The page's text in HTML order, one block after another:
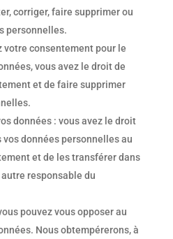
corriger, faire supprimer ou
personnelles.
votre consentement pour le
vous avez le droit de
et de faire supprimer
données : vous avez le droit
données personnelles au
et de les transférer dans
responsable du
pouvez vous opposer au
Nous obtempérerons, à